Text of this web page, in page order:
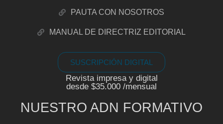
PAUTA CON NOSOTROS
MANUAL DE DIRECTRIZ EDITORIAL
SUSCRIPCIÓN DIGITAL
Revista impresa y digital
desde $35.000 /mensual
NUESTRO ADN FORMATIVO